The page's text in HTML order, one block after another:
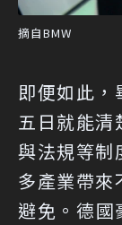
摘自BMW
即便如此，
五日就能清
與法規等制
多產業帶來
避免。德國